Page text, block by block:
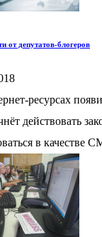
от депутатов-блогеров
ресурсах
действовать
в качестве